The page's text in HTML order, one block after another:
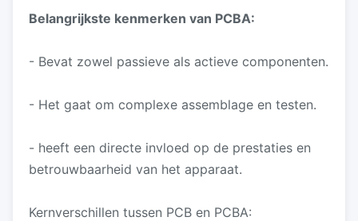
Belangrijkste kenmerken van PCBA:
- Bevat zowel passieve als actieve componenten.
- Het gaat om complexe assemblage en testen.
- heeft een directe invloed op de prestaties en
betrouwbaarheid van het apparaat.
Kernverschillen tussen PCB en PCBA: